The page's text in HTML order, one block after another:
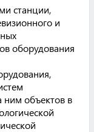
станции,
и
оборудования
ним объектов в